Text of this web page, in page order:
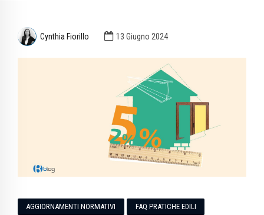
Cynthia Fiorillo 13 Giugno 2024
AGGIORNAMENTI NORMATIVI FAQ PRATICHE EDILI